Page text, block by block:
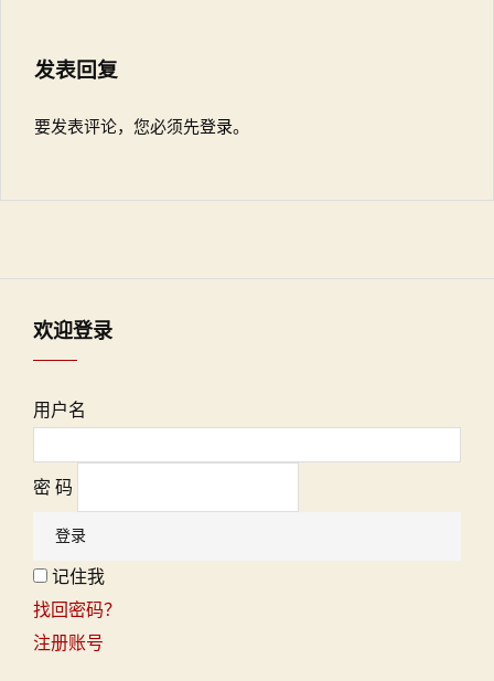
发表回复
要发表评论，您必须先登录。
欢迎登录
用户名
密 码
记住我
找回密码？
注册账号